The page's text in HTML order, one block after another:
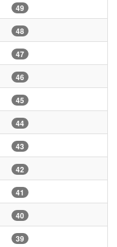
49
48
47
46
45
44
43
42
41
40
39